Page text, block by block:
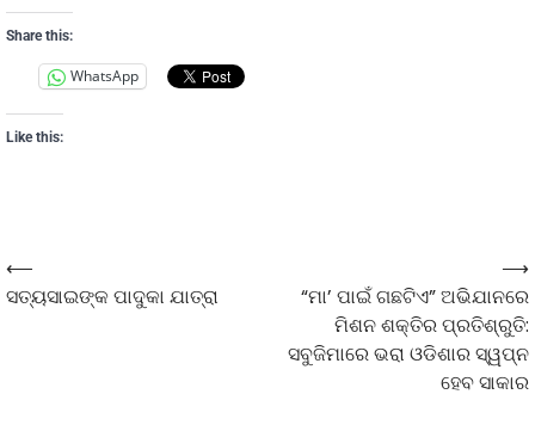
Share this:
WhatsApp
Like this:
⟵
ସତ୍ୟସାଇଙ୍କ ପାଦୁକା ଯାତ୍ରା
“ମା’ ପାଇଁ ଗଛଟିଏ” ଅଭିଯାନରେ
ମିଶନ ଶକ୍ତିର ପ୍ରତିଶ୍ରୁତି:
ସବୁଜିମାରେ ଭରା ଓଡିଶାର ସ୍ୱପ୍ନ
ହେବ ସାକାର
⟶